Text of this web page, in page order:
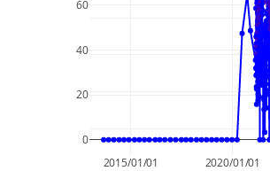
2015/01/01 2020/01/01
0
20
40
60